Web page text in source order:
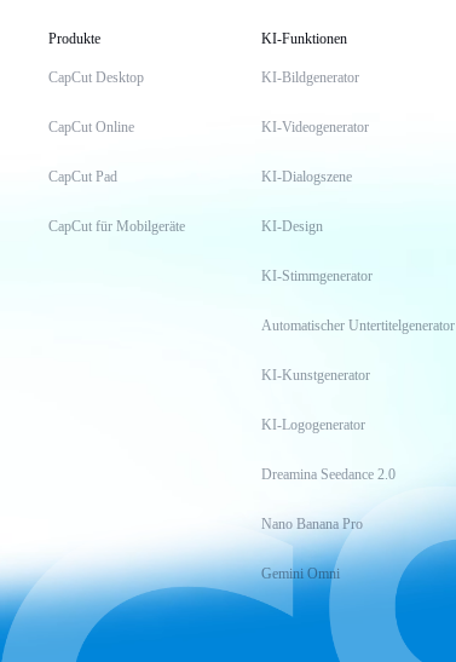
Produkte
CapCut Desktop
CapCut Online
CapCut Pad
CapCut für Mobilgeräte
KI-Funktionen
KI-Bildgenerator
KI-Videogenerator
KI-Dialogszene
KI-Design
KI-Stimmgenerator
Automatischer Untertitelgenerator
KI-Kunstgenerator
KI-Logogenerator
Dreamina Seedance 2.0
Nano Banana Pro
Gemini Omni